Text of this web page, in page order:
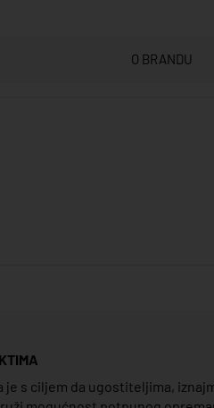
O BRANDU
je s ciljem da ugostiteljima,